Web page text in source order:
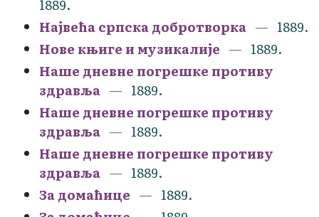
1889.
Највећа српска добротворка
1889.
Нове књиге и музикалије
1889.
Наше дневне погрешке противу
здравља
1889.
Наше дневне погрешке противу
здравља
1889.
Наше дневне погрешке противу
здравља
1889.
За домаћице
1889.